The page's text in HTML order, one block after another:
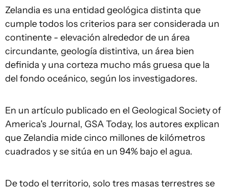
Zelandia es una entidad geológica distinta que
cumple todos los criterios para ser considerada un
continente - elevación alrededor de un área
circundante, geología distintiva, un área bien
definida y una corteza mucho más gruesa que la
del fondo oceánico, según los investigadores.
En un artículo publicado en el Geological Society of
America's Journal, GSA Today, los autores explican
que Zelandia mide cinco millones de kilómetros
cuadrados y se sitúa en un 94% bajo el agua.
De todo el territorio, solo tres masas terrestres se